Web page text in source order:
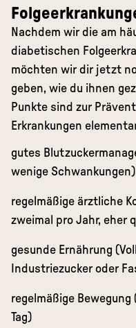
Nachdem wir die am
diabetischen
möchten wir dir jetzt
geben, wie du ihnen
Punkte sind zur
Erkrankungen
gutes
wenige Schwankungen)
regelmäßige ärztliche
zweimal pro Jahr, eher
gesunde Ernährung
Industriezucker oder
regelmäßige
Tag)